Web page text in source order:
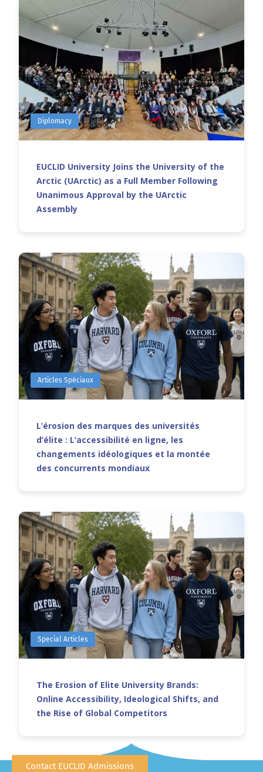
Diplomacy
EUCLID University Joins the University of the
Arctic (UArctic) as a Full Member Following
Unanimous Approval by the UArctic
Assembly
Articles Spéciaux
L’érosion des marques des universités
d’élite : L’accessibilité en ligne, les
changements idéologiques et la montée
des concurrents mondiaux
Special Articles
The Erosion of Elite University Brands:
Online Accessibility, Ideological Shifts, and
the Rise of Global Competitors
Contact EUCLID Admissions